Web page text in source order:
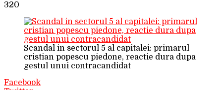
320
Scandal in sectorul 5 al capitalei: primarul
cristian popescu piedone, reactie dura dupa
gestul unui contracandidat
Facebook